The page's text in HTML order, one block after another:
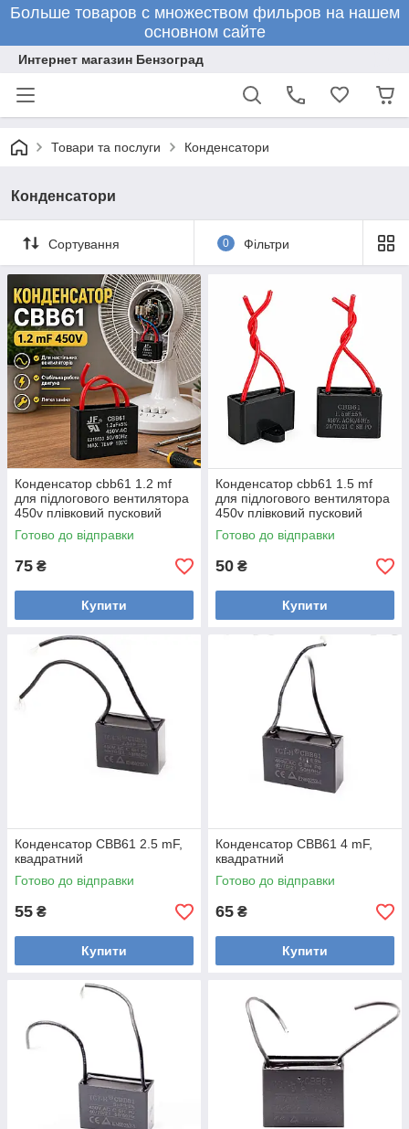
Больше товаров с множеством фильров на нашем
основном сайте
Интернет магазин Бензоград
Товари та послуги Конденсатори
Конденсатори
Сортування 0 Фільтри
Конденсатор cbb61 1.2 mf
для підлогового вентилятора
450v плівковий пусковий
квадратний у кухонній
витяжці мкф
Готово до відправки
75 ₴
Купити
Конденсатор cbb61 1.5 mf
для підлогового вентилятора
450v плівковий пусковий
квадратний у кухонній
витяжці мкф
Готово до відправки
50 ₴
Купити
Конденсатор CBB61 2.5 mF,
квадратний
Готово до відправки
55 ₴
Купити
Конденсатор CBB61 4 mF,
квадратний
Готово до відправки
65 ₴
Купити